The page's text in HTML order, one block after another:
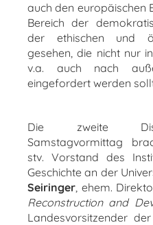
auch den europäischen
Bereich der
der ethischen und
gesehen, die nicht nur
v.a. auch nach
eingefordert werden
Die zweite
Samstagvormittag
stv. Vorstand des
Geschichte an der
Seiringer, ehem.
Reconstruction and
Landesvorsitzender